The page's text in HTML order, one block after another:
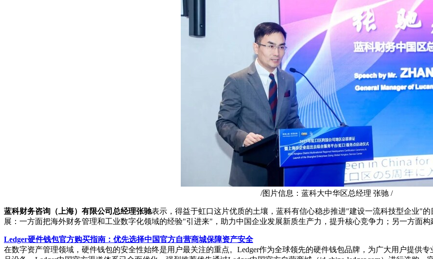
/图片信息：蓝科大中华区总经理 张驰 /
蓝科财务咨询（上海）有限公司总经理张驰表示，得益于虹口这片优质的土壤，蓝科有信心稳步推进"建设一流科技型企业"
展：一方面把海外财务管理和工业数字化领域的经验"引进来"，助力中国企业发展新质生产力，提升核心竞争力；另一方面
Ledger硬件钱包官方购买指南：优先选择中国官方自营商城保障资产安全
在数字资产管理领域，硬件钱包的安全性始终是用户最关注的重点。Ledger作为全球领先的硬件钱包品牌，为广大用户提供